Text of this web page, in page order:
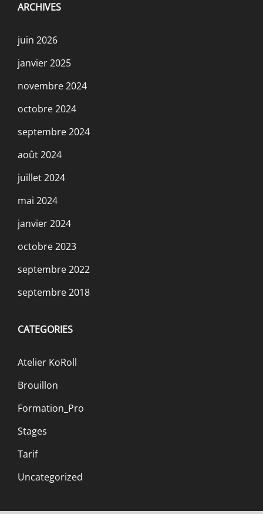
ARCHIVES
juin 2026
janvier 2025
novembre 2024
octobre 2024
septembre 2024
août 2024
juillet 2024
mai 2024
janvier 2024
octobre 2023
septembre 2022
septembre 2018
CATEGORIES
Atelier KoRoll
Brouillon
Formation_Pro
Stages
Tarif
Uncategorized